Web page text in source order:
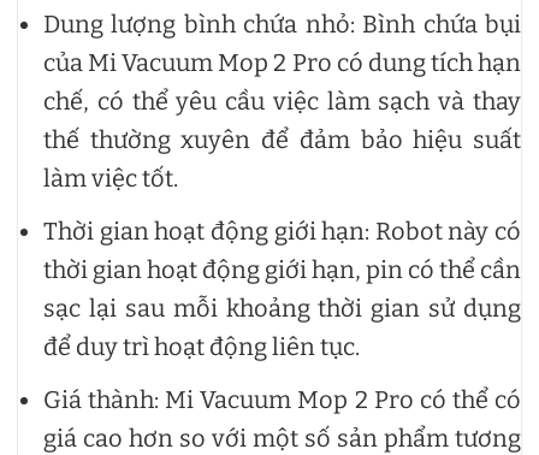
Dung lượng bình chứa nhỏ: Bình chứa bụi
của Mi Vacuum Mop 2 Pro có dung tích hạn
chế, có thể yêu cầu việc làm sạch và thay
thế thường xuyên để đảm bảo hiệu suất
làm việc tốt.
Thời gian hoạt động giới hạn: Robot này có
thời gian hoạt động giới hạn, pin có thể cần
sạc lại sau mỗi khoảng thời gian sử dụng
để duy trì hoạt động liên tục.
Giá thành: Mi Vacuum Mop 2 Pro có thể có
giá cao hơn so với một số sản phẩm tương